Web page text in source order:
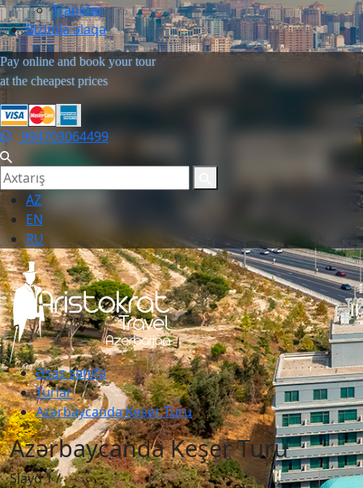
Transfer
Bizimlə əlaqə
Pay online and book your tour
at the cheapest prices
994703064499
AZ
EN
RU
Əsas səhifə
Turlar
Azərbaycanda Keşer Turu
Azərbaycanda Keşer Turu
Slayd1/